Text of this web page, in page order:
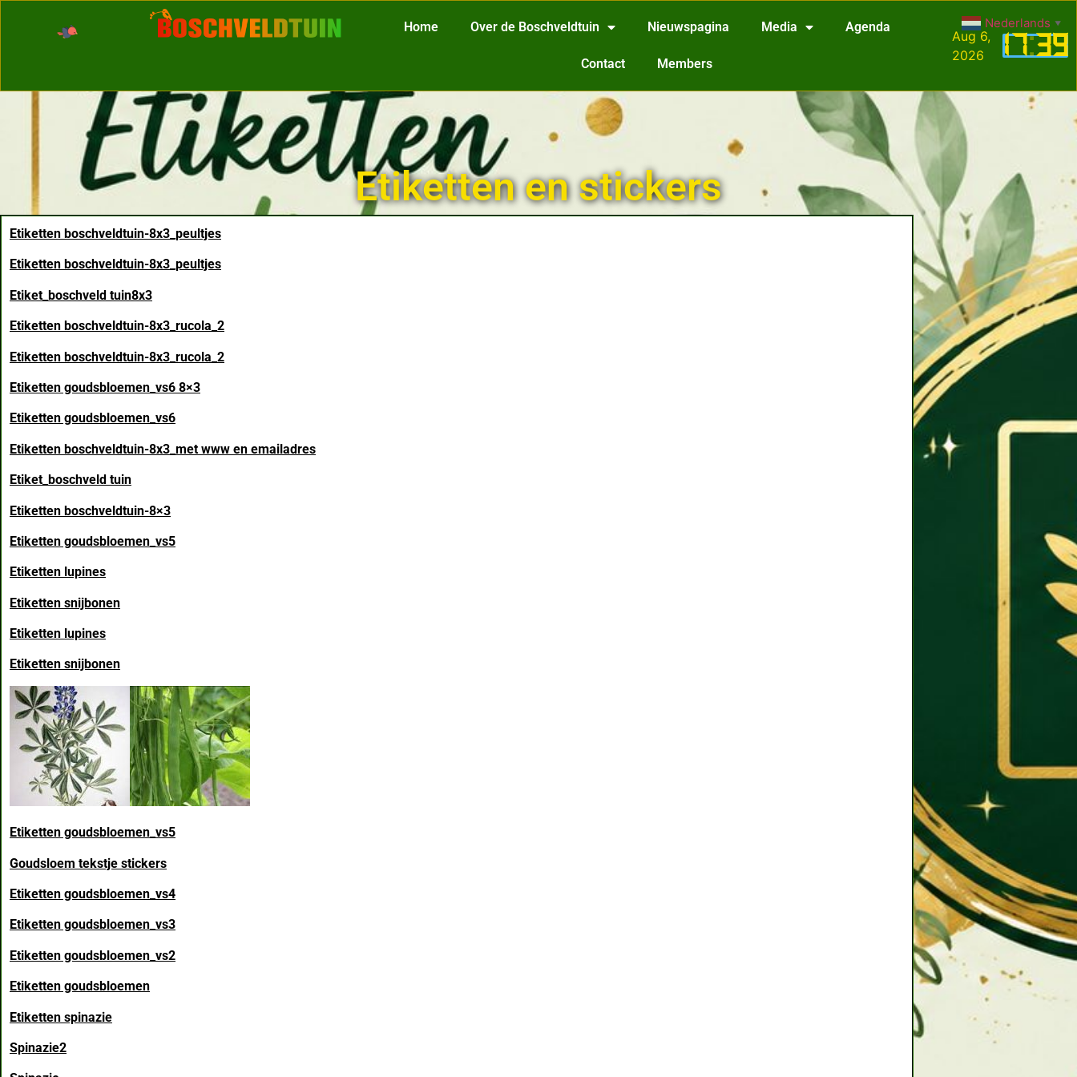
Home Over de Boschveldtuin Nieuwspagina Media Agenda
Contact Members
17:39
Aug 6,
2026
Etiketten en stickers
Etiketten boschveldtuin-8x3_peultjes
Etiketten boschveldtuin-8x3_peultjes
Etiket_boschveld tuin8x3
Etiketten boschveldtuin-8x3_rucola_2
Etiketten boschveldtuin-8x3_rucola_2
Etiketten goudsbloemen_vs6 8×3
Etiketten goudsbloemen_vs6
Etiketten boschveldtuin-8x3_met www en emailadres
Etiket_boschveld tuin
Etiketten boschveldtuin-8×3
Etiketten goudsbloemen_vs5
Etiketten lupines
Etiketten snijbonen
Etiketten lupines
Etiketten snijbonen
Etiketten goudsbloemen_vs5
Goudsloem tekstje stickers
Etiketten goudsbloemen_vs4
Etiketten goudsbloemen_vs3
Etiketten goudsbloemen_vs2
Etiketten goudsbloemen
Etiketten spinazie
Spinazie2
Nederlands ▼